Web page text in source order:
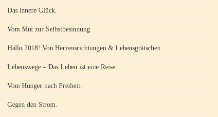
Das innere Glück.
Vom Mut zur Selbstbesinnung.
Hallo 2018! Von Herzensrichtungen & Lebensgrätschen.
Lebenswege – Das Leben ist eine Reise.
Vom Hunger nach Freiheit.
Gegen den Strom.